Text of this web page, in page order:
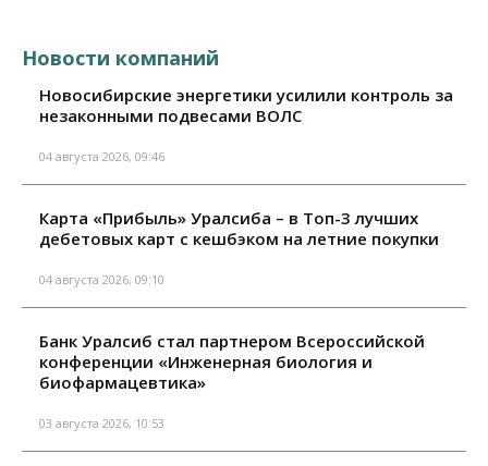
Новости компаний
Новосибирские энергетики усилили контроль за
незаконными подвесами ВОЛС
04 августа 2026, 09:46
Карта «Прибыль» Уралсиба – в Топ-3 лучших
дебетовых карт с кешбэком на летние покупки
04 августа 2026, 09:10
Банк Уралсиб стал партнером Всероссийской
конференции «Инженерная биология и
биофармацевтика»
03 августа 2026, 10:53